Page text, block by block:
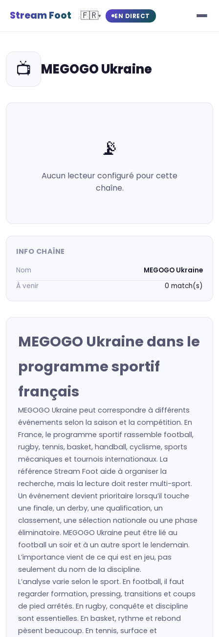
Stream Foot 🇫🇷▾ EN DIRECT
📺 MEGOGO Ukraine
📡
Aucun lecteur configuré pour cette
chaîne.
INFO CHAÎNE
Nom
MEGOGO Ukraine
À venir
0 match(s)
MEGOGO Ukraine dans le
programme sportif
français
MEGOGO Ukraine peut correspondre à différents
événements selon la saison et la compétition. En
France, le programme sportif rassemble football,
rugby, tennis, basket, handball, cyclisme, sports
mécaniques et tournois internationaux. La
référence Stream Foot aide à organiser la
recherche, mais la lecture doit rester multi-sport.
Un événement devient prioritaire lorsqu’il touche
une finale, un derby, une qualification, un
classement, une sélection nationale ou une phase
éliminatoire. MEGOGO Ukraine peut être lié au
football un soir et à un autre sport le lendemain.
L’importance vient de ce qui est en jeu, pas
seulement du nom de la discipline.
L’analyse varie selon le sport. En football, il faut
regarder formation, pressing, transitions et coups
de pied arrêtés. En rugby, conquête et discipline
sont essentielles. En basket, rythme et rebond
pèsent beaucoup. En tennis, surface et